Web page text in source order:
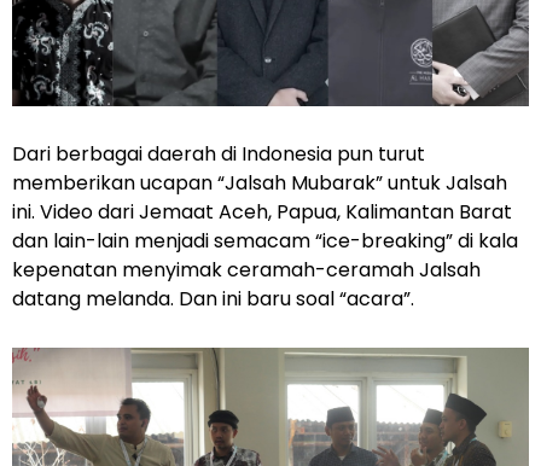
Dari berbagai daerah di Indonesia pun turut
memberikan ucapan “Jalsah Mubarak” untuk Jalsah
ini. Video dari Jemaat Aceh, Papua, Kalimantan Barat
dan lain-lain menjadi semacam “ice-breaking” di kala
kepenatan menyimak ceramah-ceramah Jalsah
datang melanda. Dan ini baru soal “acara”.